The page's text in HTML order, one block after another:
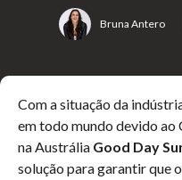
Bruna Antero
Com a situação da
em todo mundo devido
na Austrália Good Day
solução para garantir que